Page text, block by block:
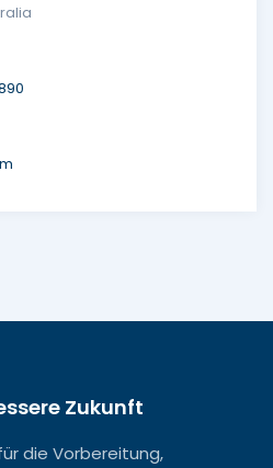
Zukunft
die Vorbereitung,